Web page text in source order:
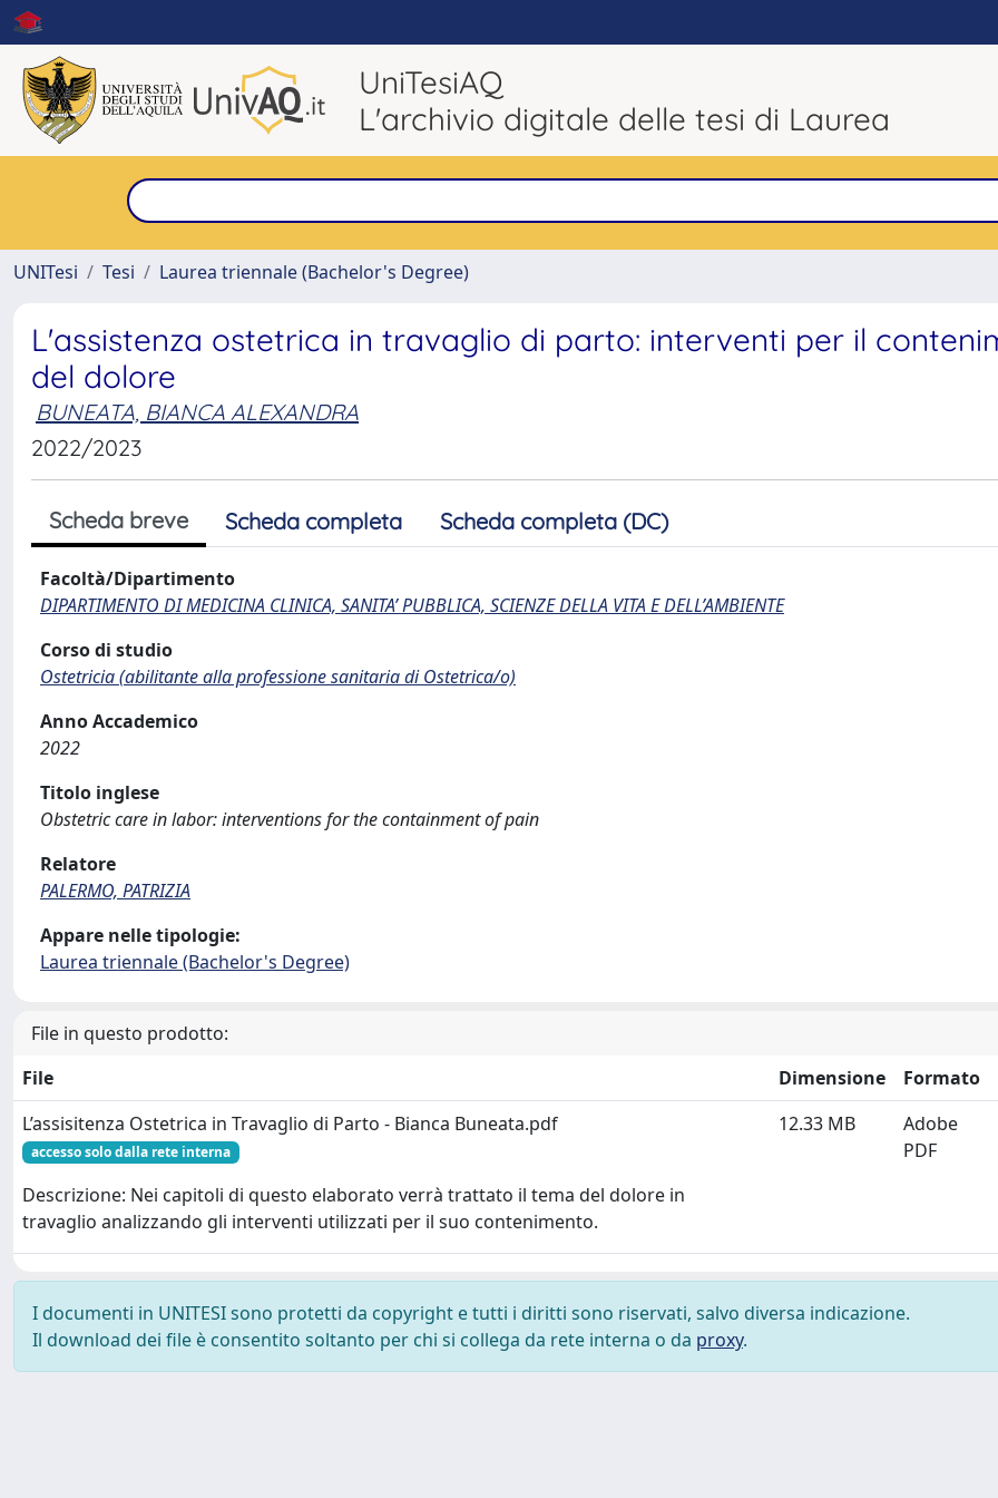
UniTesiAQ
L'archivio digitale delle tesi di Laurea
UNITesi
Tesi Laurea triennale (Bachelor's Degree)
L'assistenza ostetrica in travaglio di parto: interventi per il
del dolore
BUNEATA, BIANCA ALEXANDRA
2022/2023
Scheda breve Scheda completa Scheda completa (DC)
Facoltà/Dipartimento
DIPARTIMENTO DI MEDICINA CLINICA, SANITA’ PUBBLICA, SCIENZE DELLA VITA E DELL’AMBIENTE
Corso di studio
Ostetricia (abilitante alla professione sanitaria di Ostetrica/o)
Anno Accademico
2022
Titolo inglese
Obstetric care in labor: interventions for the containment of pain
Relatore
PALERMO, PATRIZIA
Appare nelle tipologie:
Laurea triennale (Bachelor's Degree)
File in questo prodotto:
File
Dimensione
Formato
L’assisitenza Ostetrica in Travaglio di Parto - Bianca Buneata.pdf
accesso solo dalla rete interna
Descrizione: Nei capitoli di questo elaborato verrà trattato il tema del dolore in
travaglio analizzando gli interventi utilizzati per il suo contenimento.
12.33 MB
Adobe
PDF
I documenti in UNITESI sono protetti da copyright e tutti i diritti sono riservati, salvo diversa indicazione.
Il download dei file è consentito soltanto per chi si collega da rete interna o da proxy.